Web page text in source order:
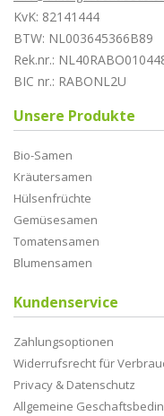
KvK: 82141444
BTW: NL003645366B89
Rek.nr.:
BIC nr.: RABONL2U
Unsere Produkte
Bio-Samen
Kräutersamen
Hülsenfrüchte
Gemüsesamen
Tomatensamen
Blumensamen
Kundenservice
Zahlungsoptionen
Widerrufsrecht für
Privacy & Datenschutz
Allgemeine